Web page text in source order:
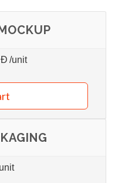
/unit